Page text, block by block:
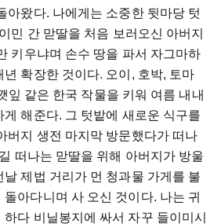
아왔다. 나에게는 소중한 뒷마당 텃
민 간 맏딸을 처음 보러오신 아버지
키우냐며 손수 땅을 파서 자그마하
확장한 것이다. 오이, 호박, 토마
잎 같은 한국 작물을 키워 여름 내내
해준다. 그 텃밭에 새로운 식구를
버지 생전 마지막 방문했다가 떠나
떠나는 맏딸을 위해 아버지가 방울
날 제법 거리가 먼 청과물 가게를 불
아다니며 사 오신 것이다. 나는 귀
다 비닐봉지에 싸서 자꾸 들이미시